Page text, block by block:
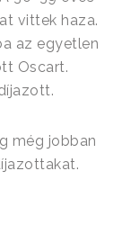
vittek haza.
az egyetlen
Oscart.
díjazott.
még jobban